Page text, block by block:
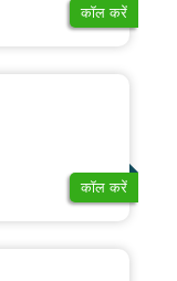
कॉल करें
कॉल करें